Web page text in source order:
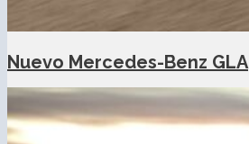
Nuevo Mercedes-Benz GLA